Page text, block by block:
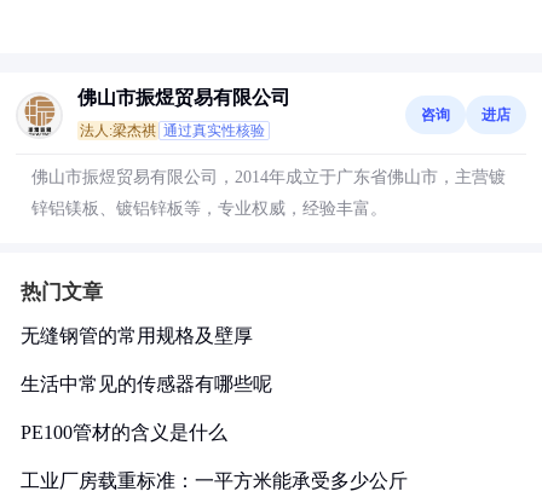
佛山市振煜贸易有限公司
法人:梁杰祺 通过真实性核验
咨询 进店
佛山市振煜贸易有限公司，2014年成立于广东省佛山市，主营镀
锌铝镁板、镀铝锌板等，专业权威，经验丰富。
热门文章
无缝钢管的常用规格及壁厚
生活中常见的传感器有哪些呢
PE100管材的含义是什么
工业厂房载重标准：一平方米能承受多少公斤